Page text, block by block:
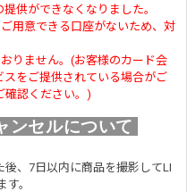
供ができなくなりました。
用意できる口座がないため、対
りません。(お客様のカード会
をご提供されている場合がご
確認ください。)
ンセルについて
、7日以内に商品を撮影してLI
す。